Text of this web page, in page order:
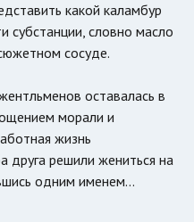
какой каламбур
субстанции, словно масло
сосуде.
оставалась в
морали и
жизнь
друга решили жениться на
одним именем…